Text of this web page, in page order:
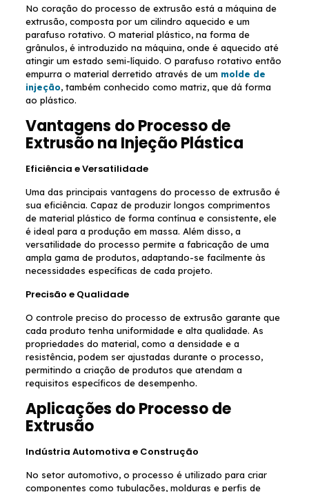
No coração do processo de extrusão está a máquina de
extrusão, composta por um cilindro aquecido e um
parafuso rotativo. O material plástico, na forma de
grânulos, é introduzido na máquina, onde é aquecido até
atingir um estado semi-líquido. O parafuso rotativo então
empurra o material derretido através de um molde de
injeção, também conhecido como matriz, que dá forma
ao plástico.
Vantagens do Processo de
Extrusão na Injeção Plástica
Eficiência e Versatilidade
Uma das principais vantagens do processo de extrusão é
sua eficiência. Capaz de produzir longos comprimentos
de material plástico de forma contínua e consistente, ele
é ideal para a produção em massa. Além disso, a
versatilidade do processo permite a fabricação de uma
ampla gama de produtos, adaptando-se facilmente às
necessidades específicas de cada projeto.
Precisão e Qualidade
O controle preciso do processo de extrusão garante que
cada produto tenha uniformidade e alta qualidade. As
propriedades do material, como a densidade e a
resistência, podem ser ajustadas durante o processo,
permitindo a criação de produtos que atendam a
requisitos específicos de desempenho.
Aplicações do Processo de
Extrusão
Indústria Automotiva e Construção
No setor automotivo, o processo é utilizado para criar
componentes como tubulações, molduras e perfis de